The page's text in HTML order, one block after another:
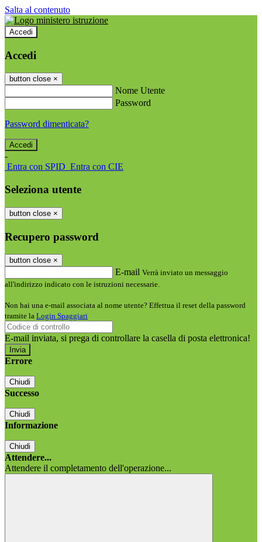
Salta al contenuto
Accedi
Accedi
button close ×
Nome Utente
Password
Password dimenticata?
-
Entra con SPID Entra con CIE
Seleziona utente
button close ×
Recupero password
button close ×
E-mail Verrà inviato un messaggio
all'indirizzo indicato con le istruzioni necessarie.
Non hai una e-mail associata al nome utente? Effettua il reset della password
tramite la Login Spaggiari
E-mail inviata, si prega di controllare la casella di posta elettronica!
Errore
Chiudi
Successo
Chiudi
Informazione
Chiudi
Attendere...
Attendere il completamento dell'operazione...